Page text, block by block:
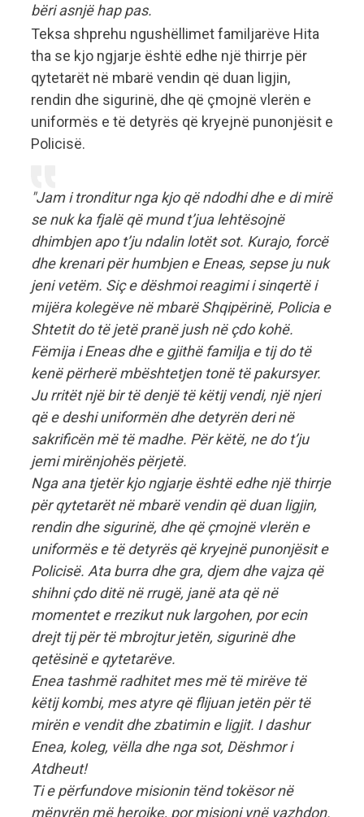
bëri asnjë hap pas.
Teksa shprehu ngushëllimet familjarëve Hita
tha se kjo ngjarje është edhe një thirrje për
qytetarët në mbarë vendin që duan ligjin,
rendin dhe sigurinë, dhe që çmojnë vlerën e
uniformës e të detyrës që kryejnë punonjësit e
Policisë.
"Jam i tronditur nga kjo që ndodhi dhe e di mirë
se nuk ka fjalë që mund t’jua lehtësojnë
dhimbjen apo t’ju ndalin lotët sot. Kurajo, forcë
dhe krenari për humbjen e Eneas, sepse ju nuk
jeni vetëm. Siç e dëshmoi reagimi i sinqertë i
mijëra kolegëve në mbarë Shqipërinë, Policia e
Shtetit do të jetë pranë jush në çdo kohë.
Fëmija i Eneas dhe e gjithë familja e tij do të
kenë përherë mbështetjen tonë të pakursyer.
Ju rritët një bir të denjë të këtij vendi, një njeri
që e deshi uniformën dhe detyrën deri në
sakrificën më të madhe. Për këtë, ne do t’ju
jemi mirënjohës përjetë.
Nga ana tjetër kjo ngjarje është edhe një thirrje
për qytetarët në mbarë vendin që duan ligjin,
rendin dhe sigurinë, dhe që çmojnë vlerën e
uniformës e të detyrës që kryejnë punonjësit e
Policisë. Ata burra dhe gra, djem dhe vajza që
shihni çdo ditë në rrugë, janë ata që në
momentet e rrezikut nuk largohen, por ecin
drejt tij për të mbrojtur jetën, sigurinë dhe
qetësinë e qytetarëve.
Enea tashmë radhitet mes më të mirëve të
këtij kombi, mes atyre që flijuan jetën për të
mirën e vendit dhe zbatimin e ligjit. I dashur
Enea, koleg, vëlla dhe nga sot, Dëshmor i
Atdheut!
Ti e përfundove misionin tënd tokësor në
mënyrën më heroike, por misioni ynë vazhdon.